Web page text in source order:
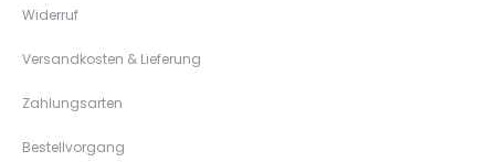
Widerruf
Versandkosten & Lieferung
Zahlungsarten
Bestellvorgang